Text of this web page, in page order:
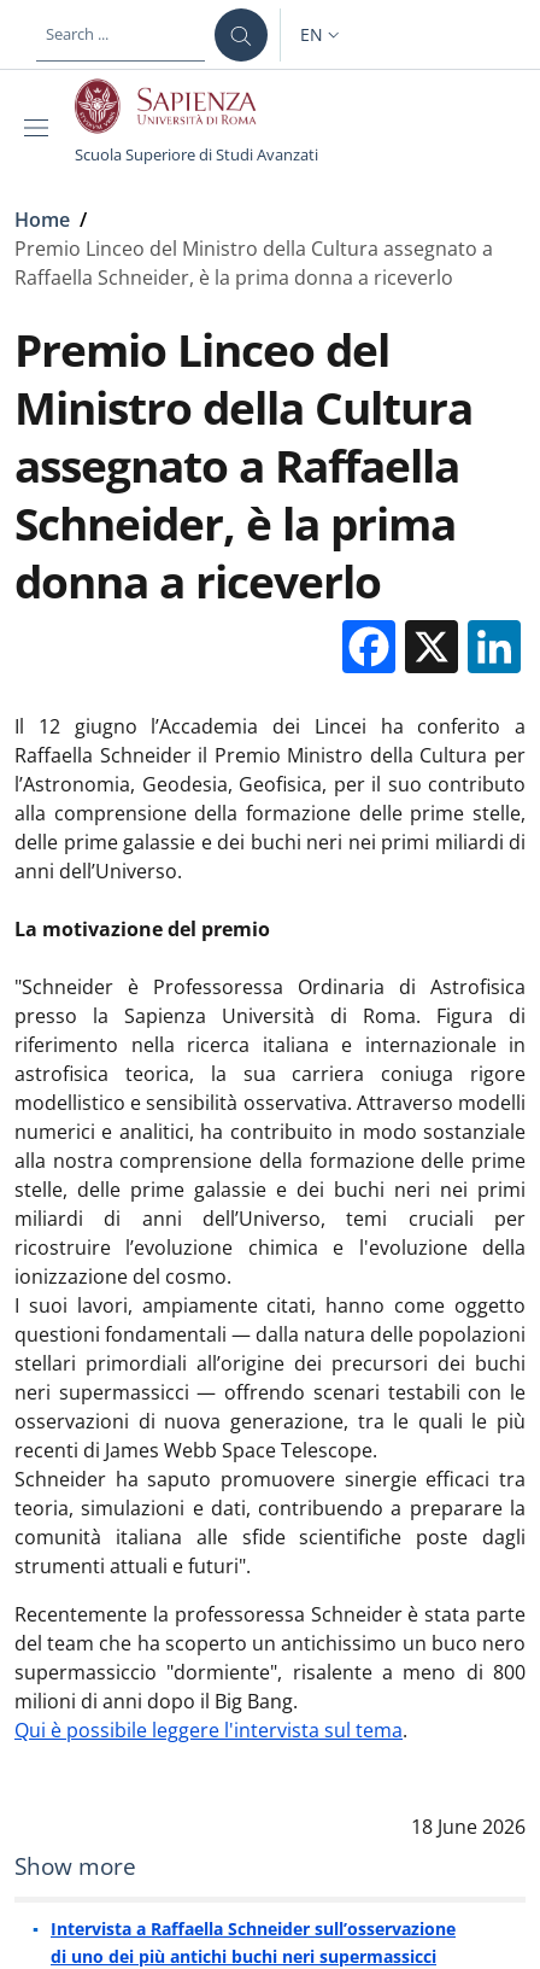
LANGUAGE SWITCHER:
EN
Scuola Superiore di Studi Avanzati
Breadcrumb
Home /
Premio Linceo del Ministro della Cultura assegnato a
Raffaella Schneider, è la prima donna a riceverlo
Premio Linceo del
Ministro della Cultura
assegnato a Raffaella
Schneider, è la prima
donna a riceverlo
X
Il 12 giugno l’Accademia dei Lincei ha conferito a
Raffaella Schneider il Premio Ministro della Cultura per
l’Astronomia, Geodesia, Geofisica, per il suo contributo
alla comprensione della formazione delle prime stelle,
delle prime galassie e dei buchi neri nei primi miliardi di
anni dell’Universo.
La motivazione del premio
"Schneider è Professoressa Ordinaria di Astrofisica
presso la Sapienza Università di Roma. Figura di
riferimento nella ricerca italiana e internazionale in
astrofisica teorica, la sua carriera coniuga rigore
modellistico e sensibilità osservativa. Attraverso modelli
numerici e analitici, ha contribuito in modo sostanziale
alla nostra comprensione della formazione delle prime
stelle, delle prime galassie e dei buchi neri nei primi
miliardi di anni dell’Universo, temi cruciali per
ricostruire l’evoluzione chimica e l'evoluzione della
ionizzazione del cosmo.
I suoi lavori, ampiamente citati, hanno come oggetto
questioni fondamentali — dalla natura delle popolazioni
stellari primordiali all’origine dei precursori dei buchi
neri supermassicci — offrendo scenari testabili con le
osservazioni di nuova generazione, tra le quali le più
recenti di James Webb Space Telescope.
Schneider ha saputo promuovere sinergie efficaci tra
teoria, simulazioni e dati, contribuendo a preparare la
comunità italiana alle sfide scientifiche poste dagli
strumenti attuali e futuri".
Recentemente la professoressa Schneider è stata parte
del team che ha scoperto un antichissimo un buco nero
supermassiccio "dormiente", risalente a meno di 800
milioni di anni dopo il Big Bang.
Qui è possibile leggere l'intervista sul tema.
Data notizia
18 June 2026
Show more
Intervista a Raffaella Schneider sull’osservazione
di uno dei più antichi buchi neri supermassicci